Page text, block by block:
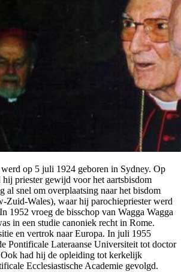
op 5 juli 1924 geboren in Sydney. Op
priester gewijd voor het aartsbisdom
al snel om overplaatsing naar het bisdom
Zuid-Wales), waar hij parochiepriester werd
1952 vroeg de bisschop van Wagga Wagga
in een studie canoniek recht in Rome.
en vertrok naar Europa. In juli 1955
Pontificale Lateraanse Universiteit tot doctor
had hij de opleiding tot kerkelijk
Ecclesiastische Academie gevolgd.